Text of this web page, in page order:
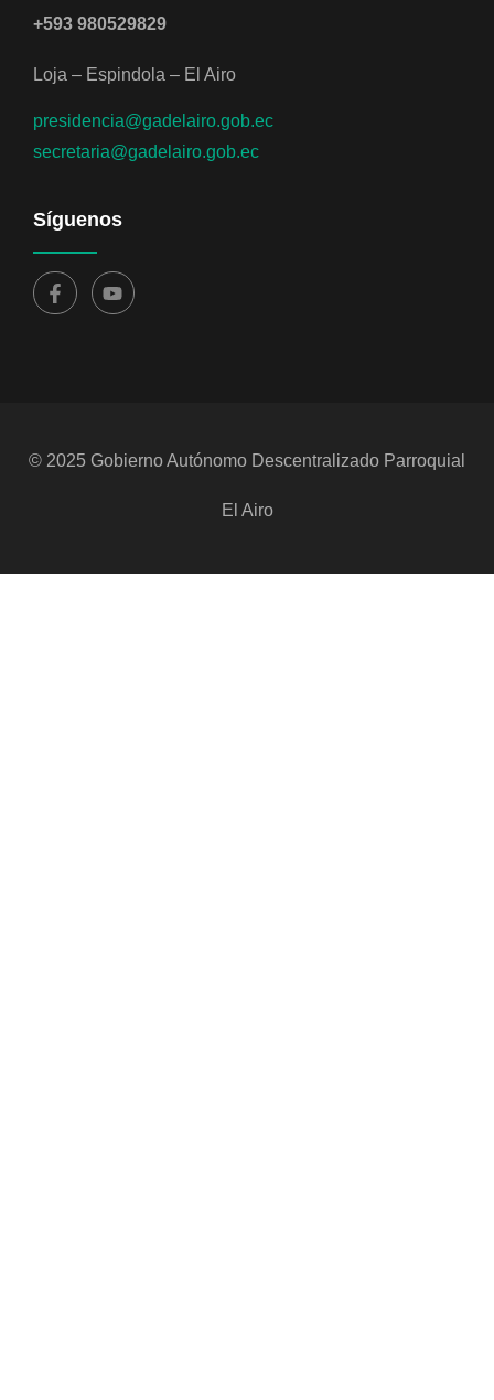
+593 980529829
Loja – Espindola – El Airo
presidencia@gadelairo.gob.ec
secretaria@gadelairo.gob.ec
Síguenos
© 2025 Gobierno Autónomo Descentralizado Parroquial
El Airo